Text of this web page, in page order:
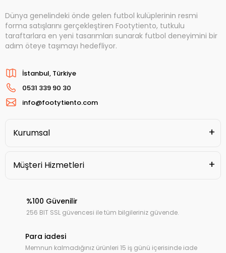
Dünya genelindeki önde gelen futbol kulüplerinin resmi
forma satışlarını gerçekleştiren Footytiento, tutkulu
taraftarlara en yeni tasarımları sunarak futbol deneyimini bir
adım öteye taşımayı hedefliyor.
İstanbul, Türkiye
0531 339 90 30
info@footytiento.com
Kurumsal
Müşteri Hizmetleri
%100 Güvenilir
256 BIT SSL güvencesi ile tüm bilgileriniz güvende.
Para iadesi
Memnun kalmadığınız ürünleri 15 iş günü içerisinde iade